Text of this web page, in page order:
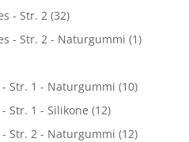
- Str. 2 (32)
- Str. 2 - Naturgummi (1)
- Str. 1 - Naturgummi (10)
Str. 1 - Silikone (12)
- Str. 2 - Naturgummi (12)